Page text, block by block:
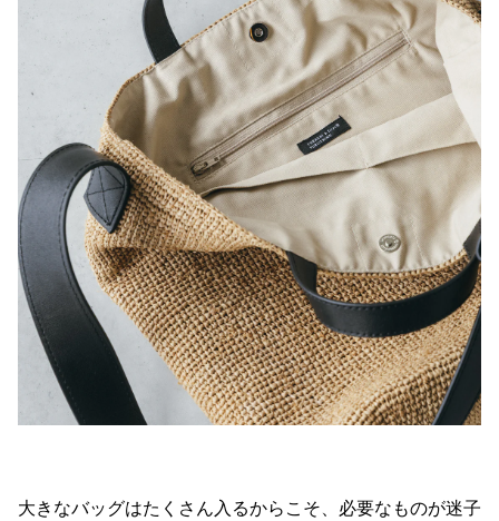
大きなバッグはたくさん入るからこそ、必要なものが迷子